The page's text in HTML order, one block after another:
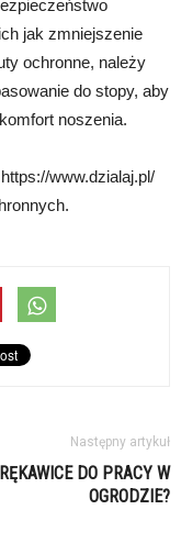
jak zmniejszenie
ochronne, należy
do stopy, aby
noszenia.
www.dzialaj.pl/
Następny artykuł
DO PRACY W
OGRODZIE?